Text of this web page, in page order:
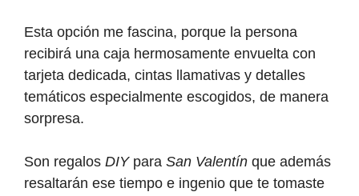
Esta opción me fascina, porque la persona
recibirá una caja hermosamente envuelta con
tarjeta dedicada, cintas llamativas y detalles
temáticos especialmente escogidos, de manera
sorpresa.
Son regalos DIY para San Valentín que además
resaltarán ese tiempo e ingenio que te tomaste